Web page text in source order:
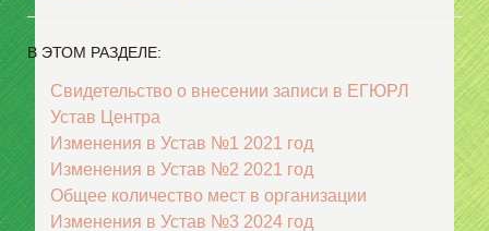
В ЭТОМ РАЗДЕЛЕ:
Свидетельство о внесении записи в ЕГЮРЛ
Устав Центра
Изменения в Устав №1 2021 год
Изменения в Устав №2 2021 год
Общее количество мест в организации
Изменения в Устав №3 2024 год